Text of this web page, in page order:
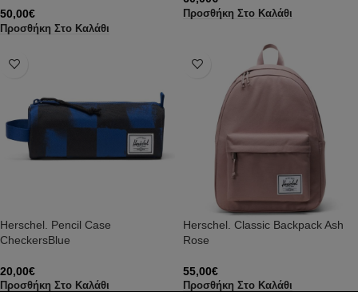
50,00€
Προσθήκη Στο Καλάθι
Προσθήκη Στο Καλάθι
Herschel. Pencil Case
CheckersBlue
20,00€
Προσθήκη Στο Καλάθι
Herschel. Classic Backpack Ash
Rose
55,00€
Προσθήκη Στο Καλάθι